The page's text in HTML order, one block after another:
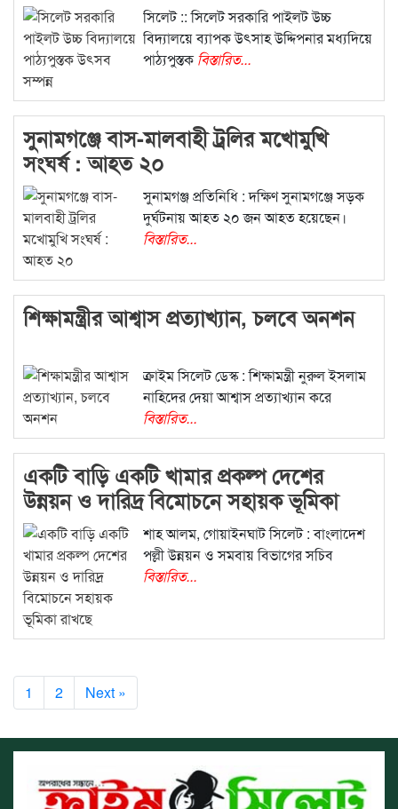
সিলেট :: সিলেট সরকারি পাইলট উচ্চ
বিদ্যালয়ে ব্যাপক উৎসাহ উদ্দিপনার মধ্যদিয়ে
পাঠ্যপুস্তকবিস্তারিত...
সুনামগঞ্জে বাস-মালবাহী ট্রলির মখোমুখি
সংঘর্ষ : আহত ২০
সুনামগঞ্জ প্রতিনিধি : দক্ষিণ সুনামগঞ্জে সড়ক
দুর্ঘটনায় আহত ২০ জন আহত হয়েছেন।
বিস্তারিত...
শিক্ষামন্ত্রীর আশ্বাস প্রত্যাখ্যান, চলবে অনশন
ক্রাইম সিলেট ডেস্ক : শিক্ষামন্ত্রী নুরুল ইসলাম
নাহিদের দেয়া আশ্বাস প্রত্যাখ্যান করে
বিস্তারিত...
একটি বাড়ি একটি খামার প্রকল্প দেশের
উন্নয়ন ও দারিদ্র বিমোচনে সহায়ক ভূমিকা
রাখছে
শাহ আলম, গোয়াইনঘাট সিলেট : বাংলাদেশ
পল্লী উন্নয়ন ও সমবায় বিভাগের সচিব
বিস্তারিত...
1 2 Next »